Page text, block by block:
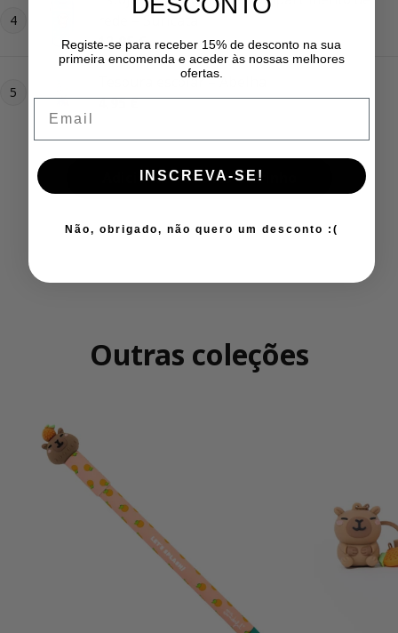
4
rede – Suricata
Preço regular
12,95 €
5
Tesoura escolar – Abelha
Preço regular
4,95 €
Adicionar Tudo Ao Carrinho
Outras coleções
Registe-se para receber 15% de desconto na sua
primeira encomenda e aceder às nossas melhores
ofertas.
INSCREVA-SE!
Não, obrigado, não quero um desconto :(